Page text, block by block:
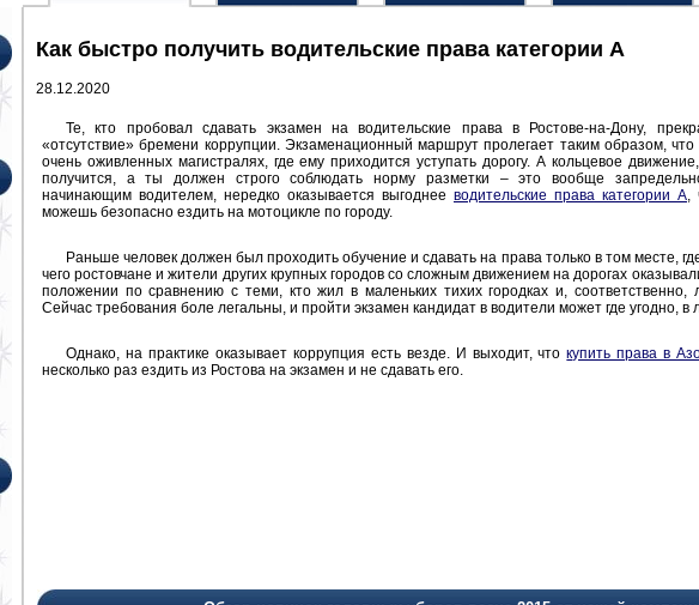
Как быстро получить водительские права категории А
28.12.2020
Те, кто пробовал сдавать экзамен на водительские права в Ростове-на-Дону,
«отсутствие» бремени коррупции. Экзаменационный маршрут пролегает таким образом, что
очень оживленных магистралях, где ему приходится уступать дорогу. А кольцевое
получится, а ты должен строго соблюдать норму разметки – это вообще
начинающим водителем, нередко оказывается выгоднее водительские права категории А,
можешь безопасно ездить на мотоцикле по городу.
Раньше человек должен был проходить обучение и сдавать на права только в том месте,
чего ростовчане и жители других крупных городов со сложным движением на дорогах
положении по сравнению с теми, кто жил в маленьких тихих городках и, соответственно,
Сейчас требования боле легальны, и пройти экзамен кандидат в водители может где угодно, в
Однако, на практике оказывает коррупция есть везде. И выходит, чтокупить права в
несколько раз ездить из Ростова на экзамен и не сдавать его.